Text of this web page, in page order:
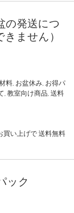
の発送につ
ません）
料, お盆休み, お得パ
, 教室向け商品, 送料
買い上げで 送料無料
ック